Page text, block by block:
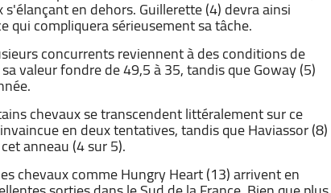
en dehors. Guillerette (4) devra ainsi
qui compliquera sérieusement sa tâche.
concurrents reviennent à des conditions de
valeur fondre de 49,5 à 35, tandis que Goway (5)
chevaux se transcendent littéralement sur ce
en deux tentatives, tandis que Haviassor (8)
anneau (4 sur 5).
chevaux comme Hungry Heart (13) arrivent en